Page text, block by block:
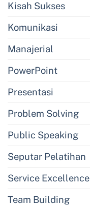
Kisah Sukses
Komunikasi
Manajerial
PowerPoint
Presentasi
Problem Solving
Public Speaking
Seputar Pelatihan
Service Excellence
Team Building